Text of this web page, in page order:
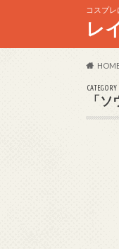
コスプ
レ
CATEGORY
「